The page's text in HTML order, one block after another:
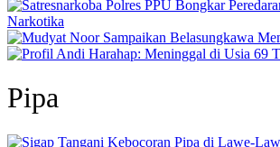
Narkotika
Pipa